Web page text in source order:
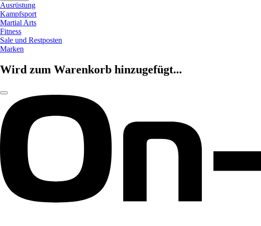
Ausrüstung
Kampfsport
Martial Arts
Fitness
Sale und Restposten
Marken
Wird zum Warenkorb hinzugefügt...